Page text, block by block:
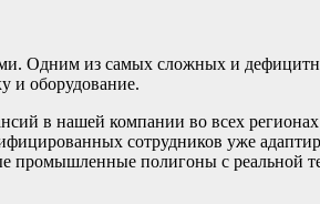
Одним из самых сложных и
и оборудование.
в нашей компании во всех
сотрудников уже
промышленные полигоны с реальной